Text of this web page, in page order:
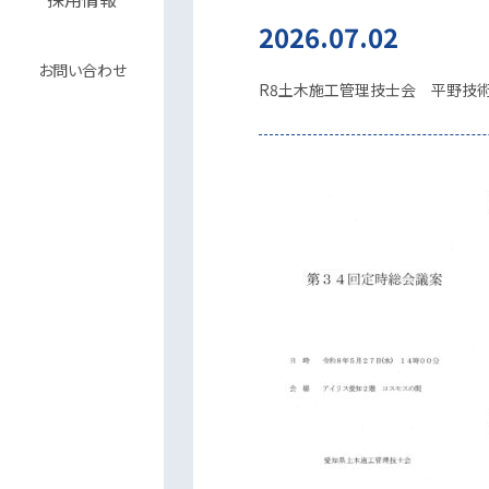
お問い合わせ
2026.07.02
R8土木施工管理技士会 平野技